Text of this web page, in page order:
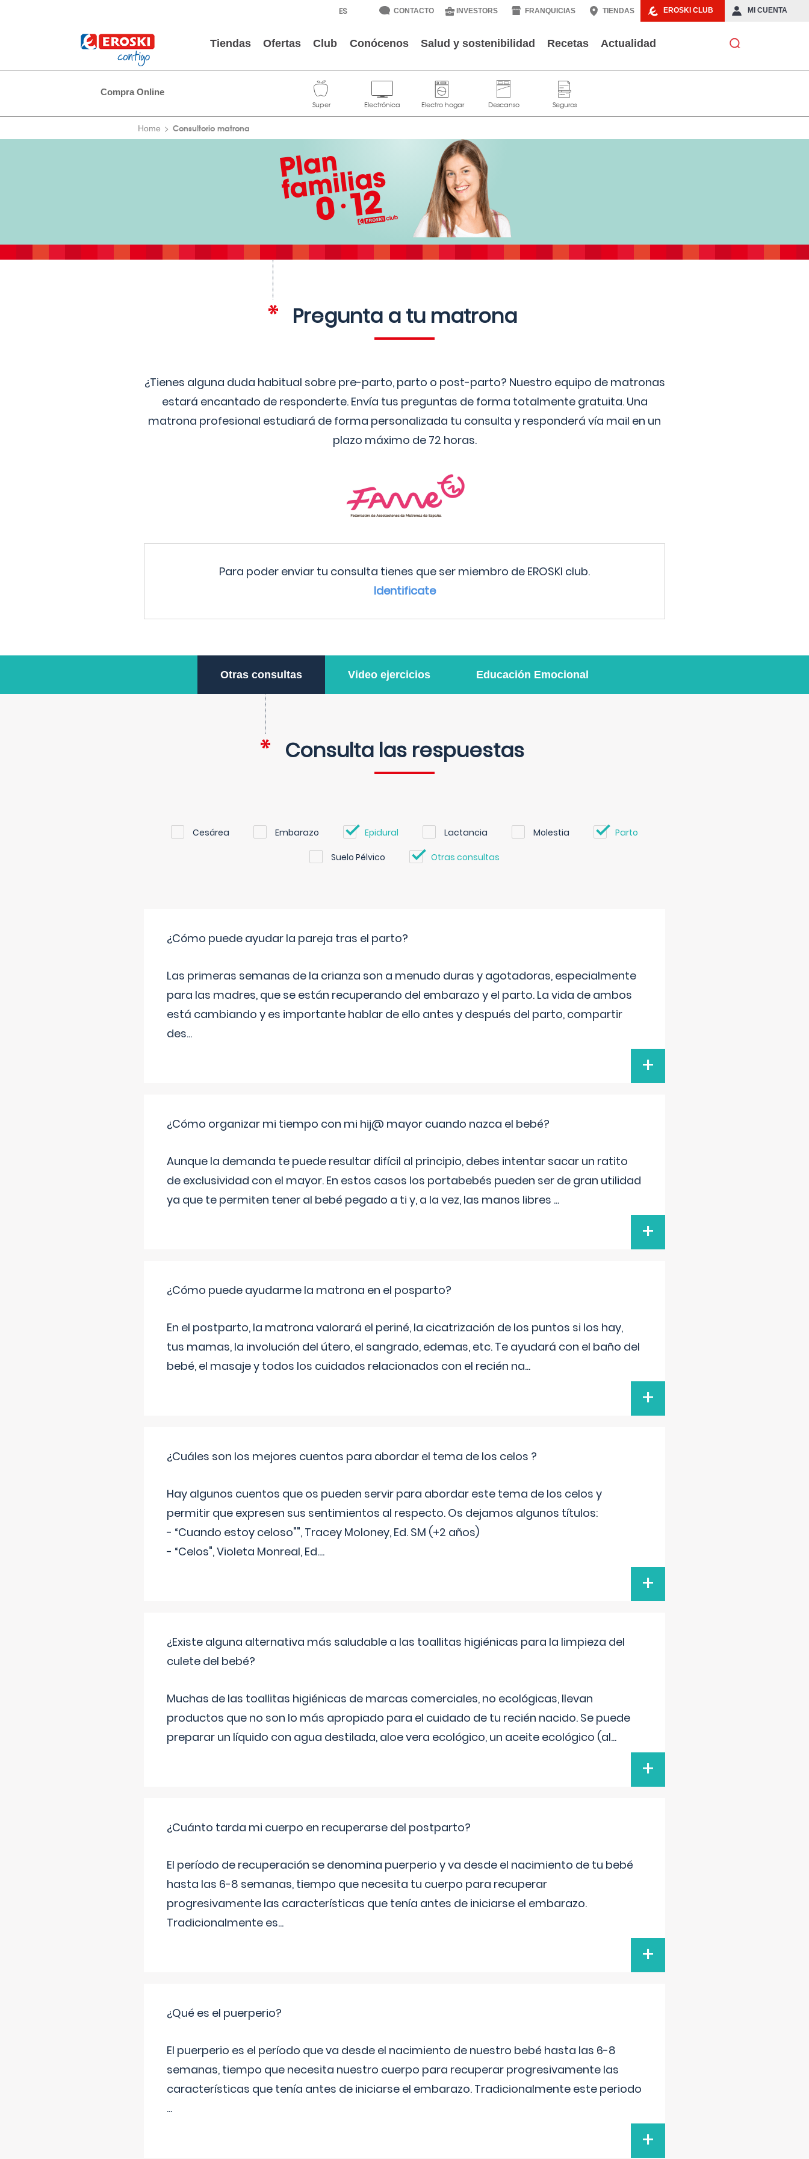
EROSKI CLUB MI CUENTA
CONTACTO INVESTORS FRANQUICIAS TIENDAS
Tiendas Ofertas Club Conócenos Salud y sostenibilidad Recetas Actualidad
Compra Online
Home Consultorio matrona
Pregunta a tu matrona
¿Tienes alguna duda habitual sobre pre-parto, parto o post-parto? Nuestro equipo de matronas
estará encantado de responderte. Envía tus preguntas de forma totalmente gratuita. Una
matrona profesional estudiará de forma personalizada tu consulta y responderá vía mail en un
plazo máximo de 72 horas.
Para poder enviar tu consulta tienes que ser miembro de EROSKI club.
Identificate
Otras consultas Video ejercicios Educación Emocional
Consulta las respuestas
Cesárea Embarazo Epidural Lactancia Molestia Parto
Suelo Pélvico Otras consultas
¿Cómo puede ayudar la pareja tras el parto?
Las primeras semanas de la crianza son a menudo duras y agotadoras, especialmente
para las madres, que se están recuperando del embarazo y el parto. La vida de ambos
está cambiando y es importante hablar de ello antes y después del parto, compartir
des...
+
¿Cómo organizar mi tiempo con mi hij@ mayor cuando nazca el bebé?
Aunque la demanda te puede resultar difícil al principio, debes intentar sacar un ratito
de exclusividad con el mayor. En estos casos los portabebés pueden ser de gran utilidad
ya que te permiten tener al bebé pegado a ti y, a la vez, las manos libres ...
+
¿Cómo puede ayudarme la matrona en el posparto?
En el postparto, la matrona valorará el periné, la cicatrización de los puntos si los hay,
tus mamas, la involución del útero, el sangrado, edemas, etc. Te ayudará con el baño del
bebé, el masaje y todos los cuidados relacionados con el recién na...
+
¿Cuáles son los mejores cuentos para abordar el tema de los celos ?
Hay algunos cuentos que os pueden servir para abordar este tema de los celos y
permitir que expresen sus sentimientos al respecto. Os dejamos algunos títulos:
- “Cuando estoy celoso"", Tracey Moloney, Ed. SM (+2 años)
- “Celos", Violeta Monreal, Ed....
+
¿Existe alguna alternativa más saludable a las toallitas higiénicas para la limpieza del
culete del bebé?
Muchas de las toallitas higiénicas de marcas comerciales, no ecológicas, llevan
productos que no son lo más apropiado para el cuidado de tu recién nacido. Se puede
preparar un líquido con agua destilada, aloe vera ecológico, un aceite ecológico (al...
+
¿Cuánto tarda mi cuerpo en recuperarse del postparto?
El período de recuperación se denomina puerperio y va desde el nacimiento de tu bebé
hasta las 6-8 semanas, tiempo que necesita tu cuerpo para recuperar
progresivamente las características que tenía antes de iniciarse el embarazo.
Tradicionalmente es...
+
¿Qué es el puerperio?
El puerperio es el período que va desde el nacimiento de nuestro bebé hasta las 6-8
semanas, tiempo que necesita nuestro cuerpo para recuperar progresivamente las
características que tenía antes de iniciarse el embarazo. Tradicionalmente este periodo
...
+